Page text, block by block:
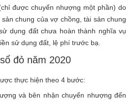
được chuyển nhượng một phần) do
chung của vợ chồng, tài sản chung
dụng đất chưa hoàn thành nghĩa vụ
sử dụng đất, lệ phí trước bạ.
đỏ năm 2020
thực hiện theo 4 bước:
và bên nhận chuyển nhượng đến